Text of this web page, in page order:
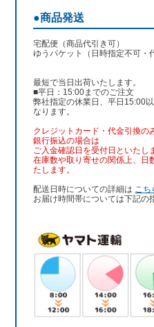
●商品発送
宅配便（商品代引き可）
ゆうパケット（日時指定不可・
最短で当日出荷いたします。
■平日：15:00までのご注文
弊社指定の休業日、平日15:00
なります。
クレジットカード・代金引換の
銀行振込の場合は
ご入金確認日を受付日といたし
在庫数や取り寄せの関係上、日
たします。
配送日時についての詳細は こち
お届け時間帯については下記の